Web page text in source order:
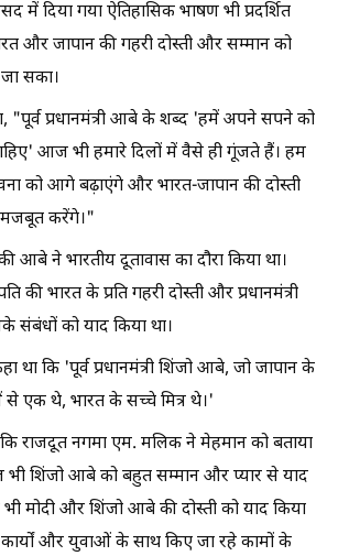
में दिया गया ऐतिहासिक भाषण भी प्रदर्शित
और जापान की गहरी दोस्ती और सम्मान को
सका।
"पूर्व प्रधानमंत्री आबे के शब्द 'हमें अपने सपने को
आज भी हमारे दिलों में वैसे ही गूंजते हैं। हम
को आगे बढ़ाएंगे और भारत-जापान की दोस्ती
करेंगे।"
ने भारतीय दूतावास का दौरा किया था।
की भारत के प्रति गहरी दोस्ती और प्रधानमंत्री
संबंधों को याद किया था।
था कि 'पूर्व प्रधानमंत्री शिंजो आबे, जो जापान के
एक थे, भारत के सच्चे मित्र थे।'
कि राजदूत नगमा एम. मलिक ने मेहमान को बताया
शिंजो आबे को बहुत सम्मान और प्यार से याद
मोदी और शिंजो आबे की दोस्ती को याद किया
और युवाओं के साथ किए जा रहे कामों के